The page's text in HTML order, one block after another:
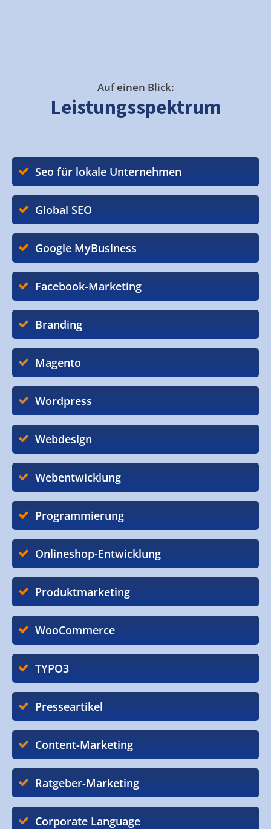
Auf einen Blick:
Leistungsspektrum
Seo für lokale Unternehmen
Global SEO
Google MyBusiness
Facebook-Marketing
Branding
Magento
Wordpress
Webdesign
Webentwicklung
Programmierung
Onlineshop-Entwicklung
Produktmarketing
WooCommerce
TYPO3
Presseartikel
Content-Marketing
Ratgeber-Marketing
Corporate Language